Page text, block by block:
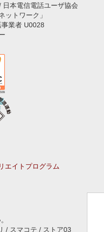
本電信電話ユーザ協会
トワーク」
業者 U0028
エイトプログラム
/ スマコテ / ストア03